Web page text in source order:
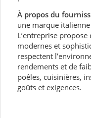
À propos du
une marque
L’entreprise
modernes et
respectent
rendements et de
poêles, cuisinières,
goûts et exigences.